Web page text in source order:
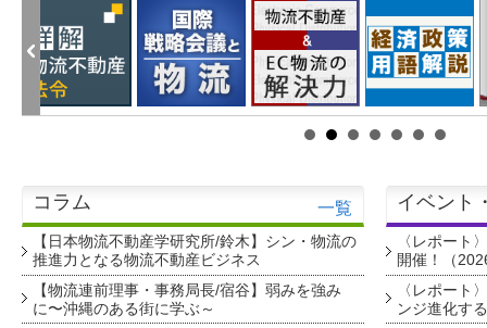
コラム 一覧
【日本物流不動産学研究所/鈴木】シン・物流の
推進力となる物流不動産ビジネス
【物流連前理事・事務局長/宿谷】弱みを強み
に〜沖縄のある街に学ぶ～
イベント
〈レポート
開催！（
〈レポート
ンジ進化す